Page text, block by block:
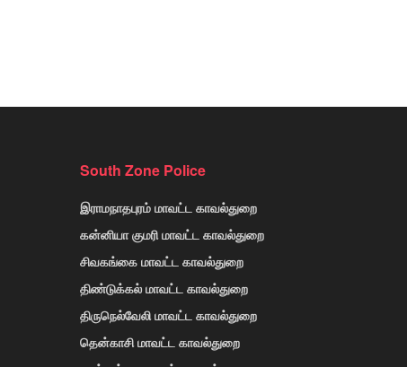
South Zone Police
இராமநாதபுரம் மாவட்ட காவல்துறை
கன்னியா குமரி மாவட்ட காவல்துறை
சிவகங்கை மாவட்ட காவல்துறை
திண்டுக்கல் மாவட்ட காவல்துறை
திருநெல்வேலி மாவட்ட காவல்துறை
தென்காசி மாவட்ட காவல்துறை